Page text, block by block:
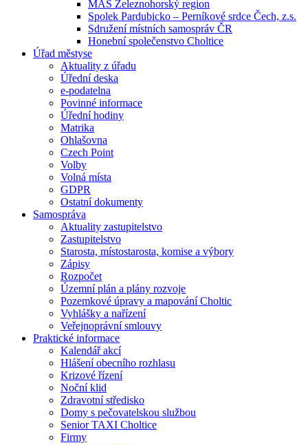
MAS Železnohorský region
Spolek Pardubicko – Perníkové srdce Čech, z.s.
Sdružení místních samospráv ČR
Honební společenstvo Choltice
Úřad městyse
Aktuality z úřadu
Úřední deska
e-podatelna
Povinné informace
Úřední hodiny
Matrika
Ohlašovna
Czech Point
Volby
Volná místa
GDPR
Ostatní dokumenty
Samospráva
Aktuality zastupitelstvo
Zastupitelstvo
Starosta, místostarosta, komise a výbory
Zápisy
Rozpočet
Územní plán a plány rozvoje
Pozemkové úpravy a mapování Choltic
Vyhlášky a nařízení
Veřejnoprávní smlouvy
Praktické informace
Kalendář akcí
Hlášení obecního rozhlasu
Krizové řízení
Noční klid
Zdravotní středisko
Domy s pečovatelskou službou
Senior TAXI Choltice
Firmy